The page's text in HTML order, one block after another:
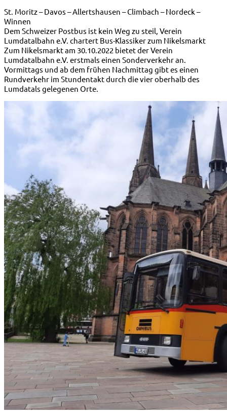
St. Moritz – Davos – Allertshausen – Climbach – Nordeck –
Winnen
Dem Schweizer Postbus ist kein Weg zu steil, Verein
Lumdatalbahn e.V. chartert Bus-Klassiker zum Nikelsmarkt
Zum Nikelsmarkt am 30.10.2022 bietet der Verein
Lumdatalbahn e.V. erstmals einen Sonderverkehr an.
Vormittags und ab dem frühen Nachmittag gibt es einen
Rundverkehr im Stundentakt durch die vier oberhalb des
Lumdatals gelegenen Orte.